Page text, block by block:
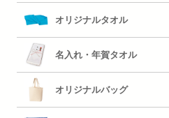
オリジナルタオル
名入れ・年賀タオル
オリジナルバッグ